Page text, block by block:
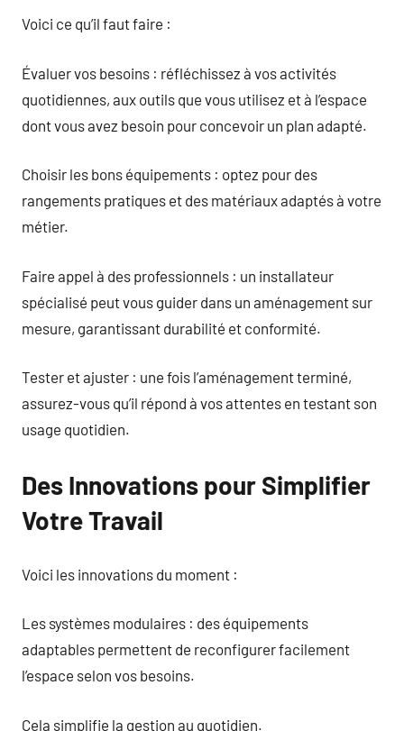
Voici ce qu’il faut faire :
Évaluer vos besoins : réfléchissez à vos activités
quotidiennes, aux outils que vous utilisez et à l’espace
dont vous avez besoin pour concevoir un plan adapté.
Choisir les bons équipements : optez pour des
rangements pratiques et des matériaux adaptés à votre
métier.
Faire appel à des professionnels : un installateur
spécialisé peut vous guider dans un aménagement sur
mesure, garantissant durabilité et conformité.
Tester et ajuster : une fois l’aménagement terminé,
assurez-vous qu’il répond à vos attentes en testant son
usage quotidien.
Des Innovations pour Simplifier
Votre Travail
Voici les innovations du moment :
Les systèmes modulaires : des équipements
adaptables permettent de reconfigurer facilement
l’espace selon vos besoins.
Cela simplifie la gestion au quotidien.